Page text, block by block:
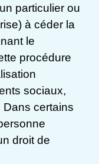
particulier ou
à céder la
le
procédure
sociaux,
certains
droit de